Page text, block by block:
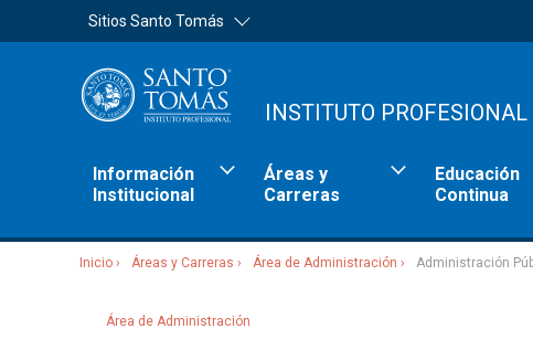
Sitios Santo Tomás
INSTITUTO PROFESIONAL
Información
Institucional
Áreas y
Carreras
Educación
Continua
Inicio Áreas y Carreras Área de Administración Administración
Área de Administración